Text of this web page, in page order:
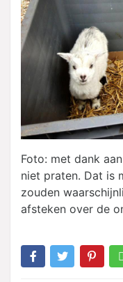
Foto: met dank
niet praten. Dat is
zouden
afsteken over de